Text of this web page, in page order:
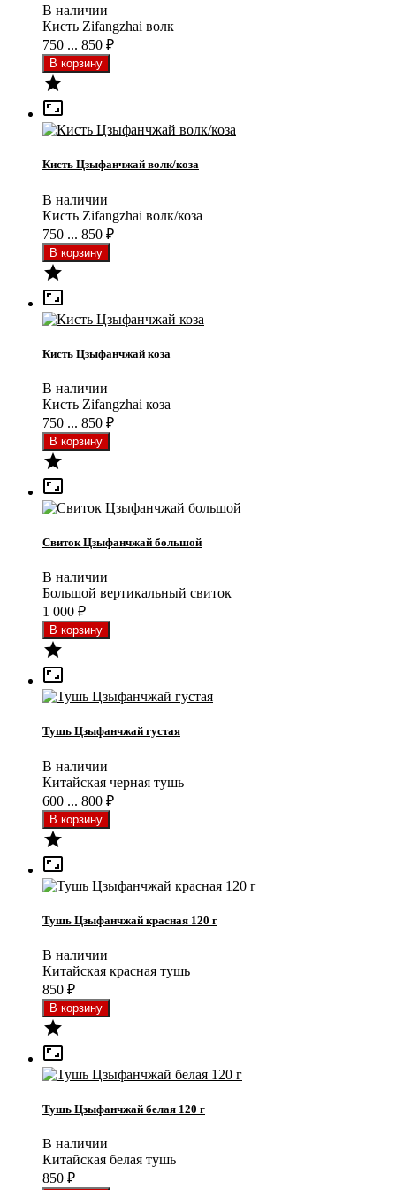
В наличии
Кисть Zifangzhai волк
750 ... 850 ₽


Кисть Цзыфанчжай волк/коза
В наличии
Кисть Zifangzhai волк/коза
750 ... 850 ₽


Кисть Цзыфанчжай коза
В наличии
Кисть Zifangzhai коза
750 ... 850 ₽


Свиток Цзыфанчжай большой
В наличии
Большой вертикальный свиток
1 000 ₽


Тушь Цзыфанчжай густая
В наличии
Китайская черная тушь
600 ... 800 ₽


Тушь Цзыфанчжай красная 120 г
В наличии
Китайская красная тушь
850 ₽


Тушь Цзыфанчжай белая 120 г
В наличии
Китайская белая тушь
850 ₽